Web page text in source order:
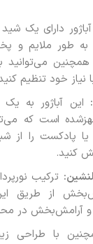
دارای یک
به طور ملایم و
می‌توانید
نیاز خود تنظیم
این آباژور به یک
است که
یا پادکست را از
کنید.
ترکیب
از طریق
آرامش‌بخش در
با طراحی